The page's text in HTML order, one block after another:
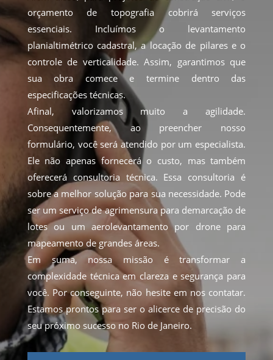
orçamento de topografia cobrirá serviços
essenciais. Incluímos o levantamento
planialtimétrico cadastral, a locação de pilares e o
controle de verticalidade. Assim, garantimos que
sua obra comece e termine dentro das
especificações técnicas.
Afinal, valorizamos muito a agilidade.
Consequentemente, ao preencher nosso
formulário, você será atendido por um especialista.
Ele não apenas fornecerá o custo, mas também
oferecerá consultoria técnica. Essa consultoria é
sobre a melhor solução para sua necessidade. Pode
ser um serviço de agrimensura para demarcação de
lotes ou um aerolevantamento por drone para
mapeamento de grandes áreas.
Em suma, nossa missão é transformar a
complexidade técnica em clareza e segurança para
você. Por conseguinte, não hesite em nos contatar.
Estamos prontos para ser o alicerce de precisão do
seu próximo sucesso no Rio de Janeiro.